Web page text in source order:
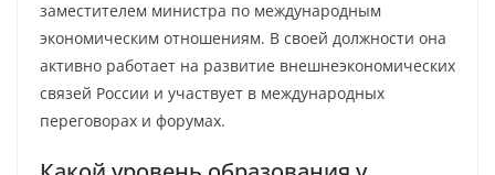
заместителем министра по международным
экономическим отношениям. В своей должности она
активно работает на развитие внешнеэкономических
связей России и участвует в международных
переговорах и форумах.